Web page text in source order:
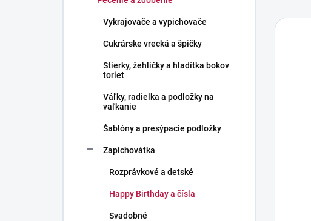
Vykrajovače a vypichovače
Cukrárske vrecká a špičky
Stierky, žehličky a hladítka bokov
toriet
Váľky, radielka a podložky na
vaľkanie
Šablóny a presýpacie podložky
Zapichovátka
Rozprávkové a detské
Happy Birthday a čísla
Svadobné